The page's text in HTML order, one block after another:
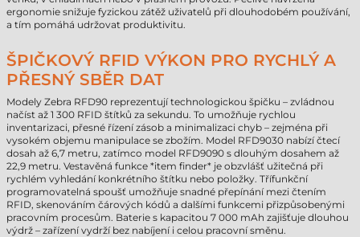
ergonomie snižuje fyzickou zátěž uživatelů při dlouhodobém používání,
a tím pomáhá udržovat produktivitu.
ŠPIČKOVÝ RFID VÝKON PRO RYCHLÝ A
PŘESNÝ SBĚR DAT
Modely Zebra RFD90 reprezentují technologickou špičku – zvládnou
načíst až 1 300 RFID štítků za sekundu. To umožňuje rychlou
inventarizaci, přesné řízení zásob a minimalizaci chyb – zejména při
vysokém objemu manipulace se zbožím. Model RFD9030 nabízí čtecí
dosah až 6,7 metru, zatímco model RFD9090 s dlouhým dosahem až
22,9 metru. Vestavěná funkce *item finder* je obzvlášť užitečná při
rychlém vyhledání konkrétního štítku nebo položky. Třífunkční
programovatelná spoušť umožňuje snadné přepínání mezi čtením
RFID, skenováním čárových kódů a dalšími funkcemi přizpůsobenými
pracovním procesům. Baterie s kapacitou 7 000 mAh zajišťuje dlouhou
výdrž – zařízení vydrží bez nabíjení i celou pracovní směnu.